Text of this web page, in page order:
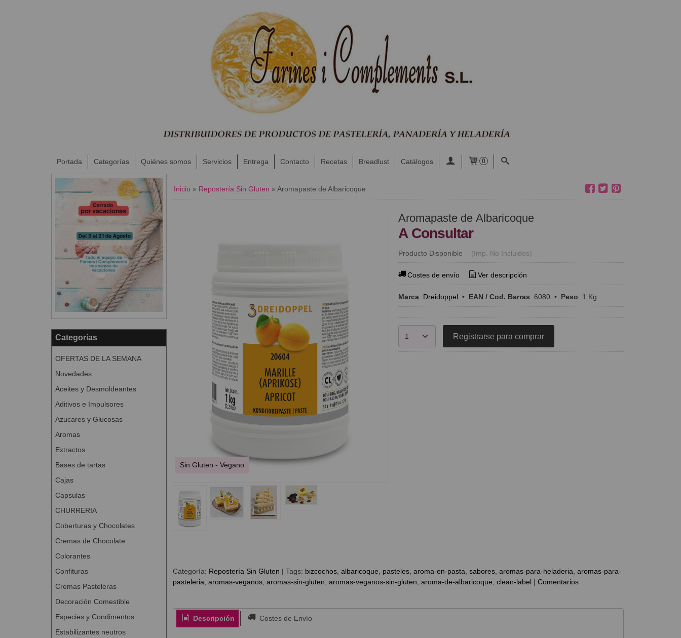
Portada Categorías Quiénes somos Servicios Entrega Contacto Recetas Breadlust Catálogos 0
Categorías
OFERTAS DE LA SEMANA
Novedades
Aceites y Desmoldeantes
Aditivos e Impulsores
Azucares y Glucosas
Aromas
Extractos
Bases de tartas
Cajas
Capsulas
CHURRERIA
Coberturas y Chocolates
Cremas de Chocolate
Colorantes
Confituras
Cremas Pasteleras
Decoración Comestible
Especies y Condimentos
Estabilizantes neutros
Inicio » Repostería Sin Gluten » Aromapaste de Albaricoque
Sin Gluten - Vegano
Aromapaste de Albaricoque
A Consultar
Producto Disponible - (Imp. No Incluidos)
Costes de envío Ver descripción
Marca: Dreidoppel• EAN / Cod. Barras: 6080 • Peso: 1 Kg
Registrarse para comprar
Categoría: Repostería Sin Gluten | Tags: bizcochos albaricoque pasteles aroma-en-pasta sabores aromas-para-heladeria aromas-para-
pasteleria aromas-veganos aromas-sin-gluten aromas-veganos-sin-gluten aroma-de-albaricoque clean-label | Comentarios
Descripción Costes de Envío